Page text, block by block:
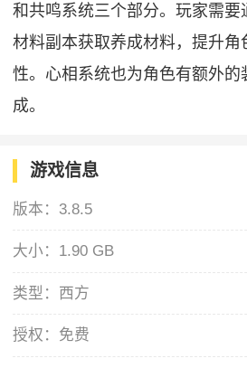
和共鸣系统三个部分。玩家需
材料副本获取养成材料，提升角
性。心相系统也为角色有额外的
成。
游戏信息
版本： 3.8.5
大小： 1.90 GB
类型： 西方
授权： 免费